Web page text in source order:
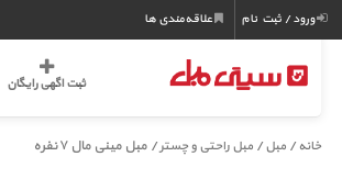
ورود / ثبت نام علاقه‌مندی ها
ثبت اگهی رایگان
خانه /مبل/مبل راحتی و چستر/ مبل مینی مال ۷نفره